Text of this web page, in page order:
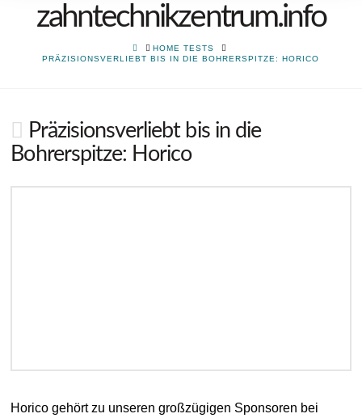
zahntechnikzentrum.info
HOMEHOME TESTS
PRÄZISIONSVERLIEBT BIS IN DIE BOHRERSPITZE: HORICO
Präzisionsverliebt bis in die
Bohrerspitze: Horico
Horico gehört zu unseren großzügigen Sponsoren bei